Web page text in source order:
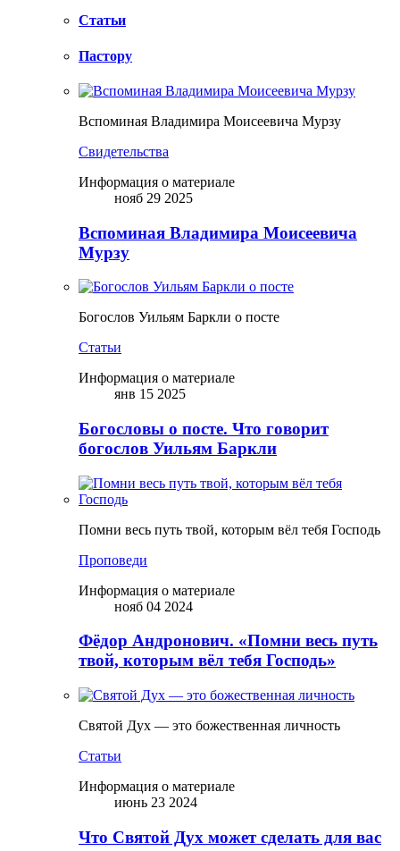
Статьи
Пастору
Вспоминая Владимира Моисеевича Мурзу
Свидетельства
Информация о материале
нояб 29 2025
Вспоминая Владимира Моисеевича
Мурзу
Богослов Уильям Баркли о посте
Статьи
Информация о материале
янв 15 2025
Богословы о посте. Что говорит
богослов Уильям Баркли
Помни весь путь твой, которым вёл тебя Господь
Проповеди
Информация о материале
нояб 04 2024
Фёдор Андронович. «Помни весь путь
твой, которым вёл тебя Господь»
Святой Дух — это божественная личность
Статьи
Информация о материале
июнь 23 2024
Что Святой Дух может сделать для вас